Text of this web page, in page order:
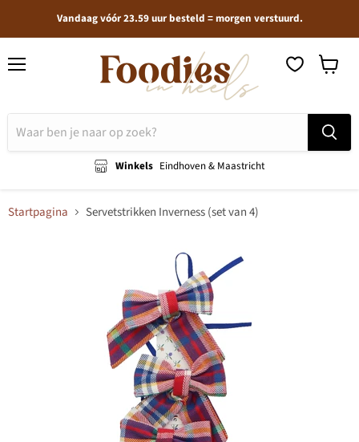
Vandaag vóór 23.59 uur besteld = morgen verstuurd.
Winkels Eindhoven & Maastricht
Startpagina Servetstrikken Inverness (set van 4)